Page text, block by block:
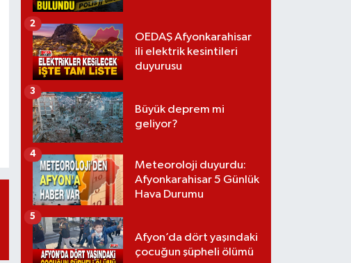
OEDAŞ Afyonkarahisar
ili elektrik kesintileri
duyurusu
2
Büyük deprem mi
geliyor?
3
Meteoroloji duyurdu:
Afyonkarahisar 5 Günlük
Hava Durumu
4
Afyon’da dört yaşındaki
çocuğun şüpheli ölümü
5